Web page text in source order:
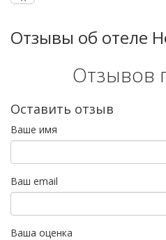
Отзывы об отеле
Отзывов
Оставить отзыв
Ваше имя
Ваш email
Ваша оценка